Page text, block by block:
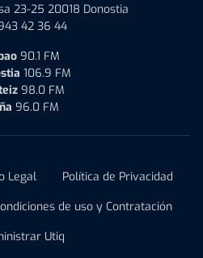
23-25 20018 Donostia
42 36 44
90.1 FM
106.9 FM
98.0 FM
96.0 FM
Legal
Política de Privacidad
de uso y Contratación
Utiq